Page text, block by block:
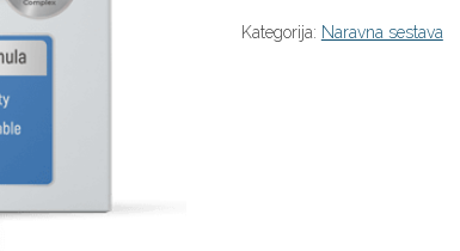
Kategorija: Naravna sestava